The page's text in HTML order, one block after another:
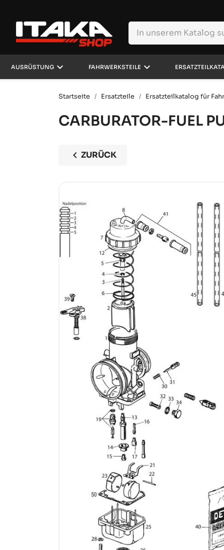
AUSRÜSTUNG keyboard_arrow_down FAHRWERKSTEILE keyboard_arrow_down
Startseite Ersatzteile Ersatzteilkatalog für
CARBURATOR-FUEL
chevron_left ZURÜCK